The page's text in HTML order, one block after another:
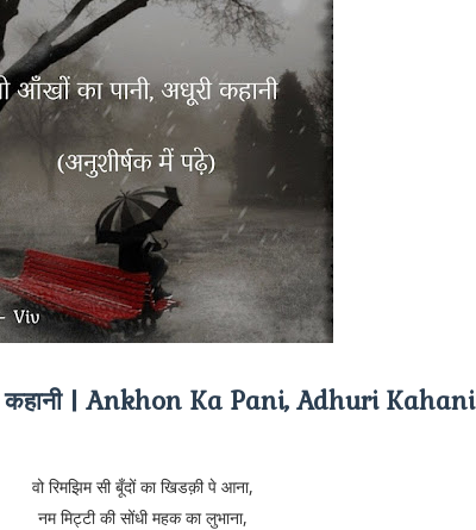
कहानी | Ankhon Ka Pani, Adhuri Kahani
वो रिमझिम सी बूँदों का खिडक़ी पे आना,
नम मिट्टी की सोंधी महक का लुभाना,